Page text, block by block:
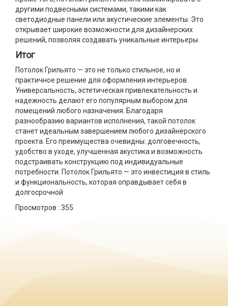
другими подвесными системами, такими как
светодиодные панели или акустические элементы. Это
открывает широкие возможности для дизайнерских
решений, позволяя создавать уникальные интерьеры.
Итог
Потолок Грильято — это не только стильное, но и
практичное решение для оформления интерьеров.
Универсальность, эстетическая привлекательность и
надежность делают его популярным выбором для
помещений любого назначения. Благодаря
разнообразию вариантов исполнения, такой потолок
станет идеальным завершением любого дизайнерского
проекта. Его преимущества очевидны: долговечность,
удобство в уходе, улучшенная акустика и возможность
подстраивать конструкцию под индивидуальные
потребности. Потолок Грильято — это инвестиция в стиль
и функциональность, которая оправдывает себя в
долгосрочной
Просмотров : 355